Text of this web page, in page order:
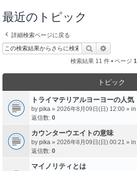
最近のトピック
詳細検索ページに戻る
検索
検索結果 11 件 • ページ 1
トピック
トライマテリアルヨーヨーの人気
by pika » 2026年8月09日(日) 12:00 » in
返信数: 0
カウンターウエイトの意味
by pika » 2026年8月09日(日) 00:21 » in
返信数: 0
マイノリティとは